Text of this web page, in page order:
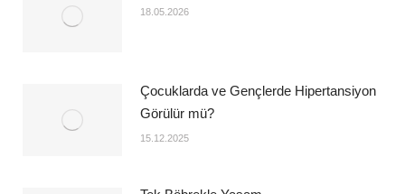
18.05.2026
Çocuklarda ve Gençlerde Hipertansiyon
Görülür mü?
15.12.2025